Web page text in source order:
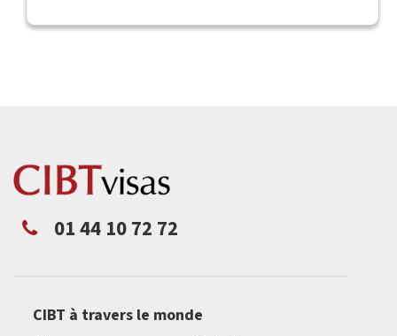
01 44 10 72 72
CIBT à travers le monde